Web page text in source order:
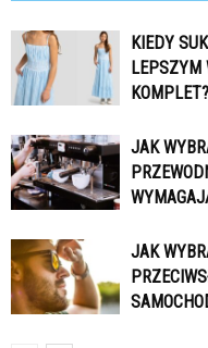
KIEDY
LEPSZYM
KOMPLET?
JAK
JAK